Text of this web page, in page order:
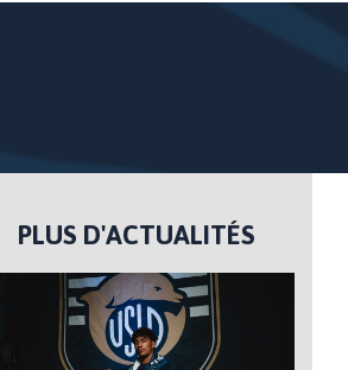
PLUS D'ACTUALITÉS